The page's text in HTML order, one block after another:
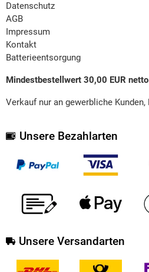
Datenschutz
AGB
Impressum
Kontakt
Batterieentsorgung
Mindestbestellwert 30,00 EUR netto
Verkauf nur an gewerbliche Kunden,
Unsere Bezahlarten
Unsere Versandarten